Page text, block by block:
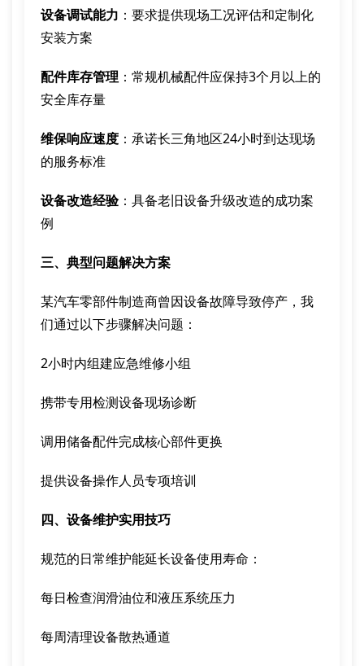
设备调试能力 ：要求提供现场工况评估和定制化
安装方案
配件库存管理 ：常规机械配件应保持3个月以上的
安全库存量
维保响应速度 ：承诺长三角地区24小时到达现场
的服务标准
设备改造经验：具备老旧设备升级改造的成功案
例
三、典型问题解决方案
某汽车零部件制造商曾因设备故障导致停产，我
们通过以下步骤解决问题：
2小时内组建应急维修小组
携带专用检测设备现场诊断
调用储备配件完成核心部件更换
提供设备操作人员专项培训
四、设备维护实用技巧
规范的日常维护能延长设备使用寿命：
每日检查润滑油位和液压系统压力
每周清理设备散热通道